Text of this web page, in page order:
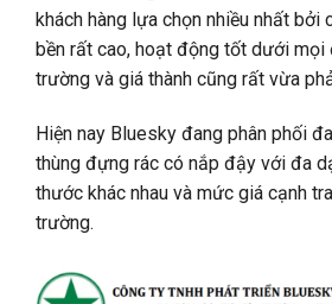
khách hàng lựa chọn nhiều nhất bởi
bền rất cao, hoạt động tốt dưới mọi
trường và giá thành cũng rất vừa
Hiện nay Bluesky đang phân phối
thùng đựng rác có nắp đậy với đa
thước khác nhau và mức giá cạnh
trường.